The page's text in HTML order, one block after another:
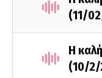
(11/
Η
(10/2/